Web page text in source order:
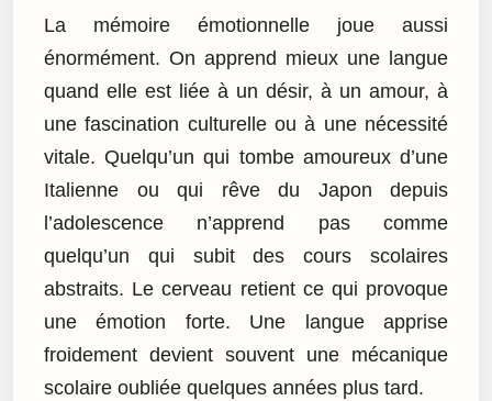
La mémoire émotionnelle joue aussi
énormément. On apprend mieux une langue
quand elle est liée à un désir, à un amour, à
une fascination culturelle ou à une nécessité
vitale. Quelqu’un qui tombe amoureux d’une
Italienne ou qui rêve du Japon depuis
l’adolescence n’apprend pas comme
quelqu’un qui subit des cours scolaires
abstraits. Le cerveau retient ce qui provoque
une émotion forte. Une langue apprise
froidement devient souvent une mécanique
scolaire oubliée quelques années plus tard.